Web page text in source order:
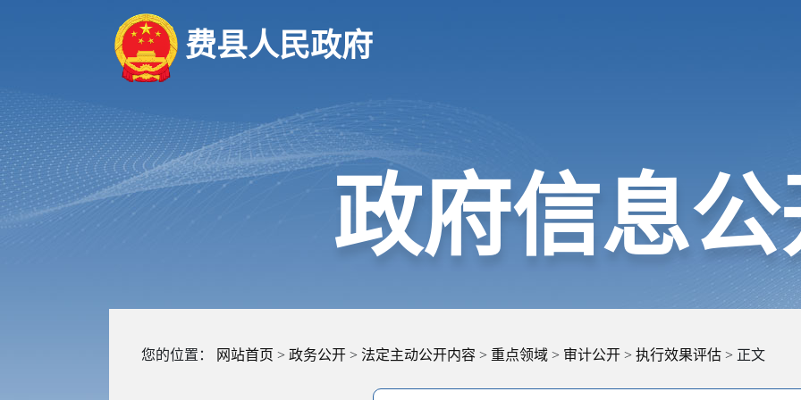
费县人民政府
政府信息
您的位置： 网站首页 > 政务公开 > 法定主动公开内容 > 重点领域 > 审计公开 > 执行效果评估 > 正文